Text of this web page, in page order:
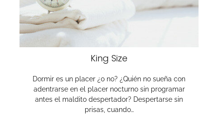
King Size
Dormir es un placer ¿o no? ¿Quién no sueña con
adentrarse en el placer nocturno sin programar
antes el maldito despertador? Despertarse sin
prisas, cuando…